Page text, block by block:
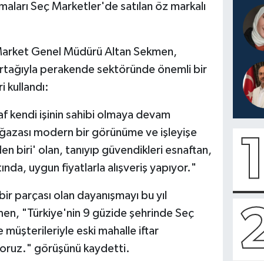
Seç Marketler'de satılan öz markalı
Genel Müdürü Altan Sekmen,
perakende sektöründe önemli bir
kullandı:
kendi işinin sahibi olmaya devam
modern bir görünüme ve işleyişe
biri' olan, tanıyıp güvendikleri esnaftan,
uygun fiyatlarla alışveriş yapıyor."
olan dayanışmayı bu yıl
"Türkiye'nin 9 güzide şehrinde Seç
müşterileriyle eski mahalle iftar
görüşünü kaydetti.
1